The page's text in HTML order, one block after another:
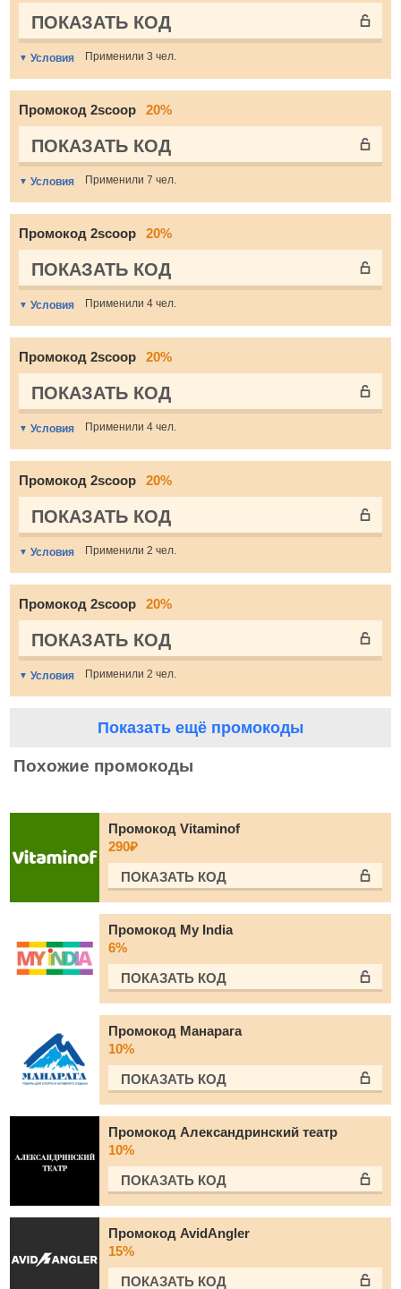
ПОКАЗАТЬ КОД
Условия Применили 3 чел.
Промокод 2scoop 20%
ПОКАЗАТЬ КОД
Условия Применили 7 чел.
Промокод 2scoop 20%
ПОКАЗАТЬ КОД
Условия Применили 4 чел.
Промокод 2scoop 20%
ПОКАЗАТЬ КОД
Условия Применили 4 чел.
Промокод 2scoop 20%
ПОКАЗАТЬ КОД
Условия Применили 2 чел.
Промокод 2scoop 20%
ПОКАЗАТЬ КОД
Условия Применили 2 чел.
Показать ещё промокоды
Похожие промокоды
Промокод Vitaminof
290₽
ПОКАЗАТЬ КОД
Промокод My India
6%
ПОКАЗАТЬ КОД
Промокод Манарага
10%
ПОКАЗАТЬ КОД
Промокод Александринский театр
10%
ПОКАЗАТЬ КОД
Промокод AvidAngler
15%
ПОКАЗАТЬ КОД